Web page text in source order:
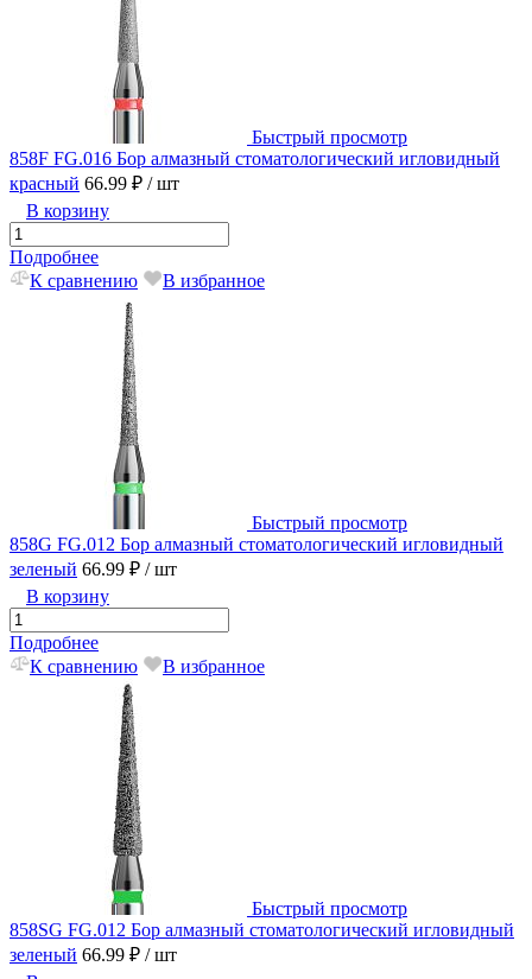
Быстрый просмотр
858F FG.016 Бор алмазный стоматологический игловидный
красный 66.99 ₽ / шт
В корзину
Подробнее
К сравнению
В избранное
Быстрый просмотр
858G FG.012 Бор алмазный стоматологический игловидный
зеленый 66.99 ₽ / шт
В корзину
Подробнее
К сравнению
В избранное
Быстрый просмотр
858SG FG.012 Бор алмазный стоматологический игловидный
зеленый 66.99 ₽ / шт